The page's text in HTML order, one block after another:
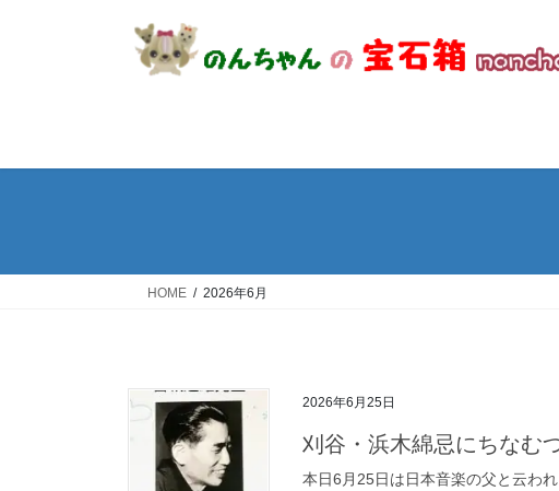
ス
ン
HOME 2026年6月
2026年6月25日
刈谷・浜木綿忌にちなむ
本日6月25日は日本音楽の父と云わ